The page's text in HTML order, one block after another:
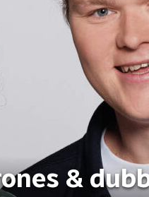
&